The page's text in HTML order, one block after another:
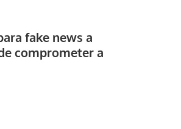
fake news a
comprometer a